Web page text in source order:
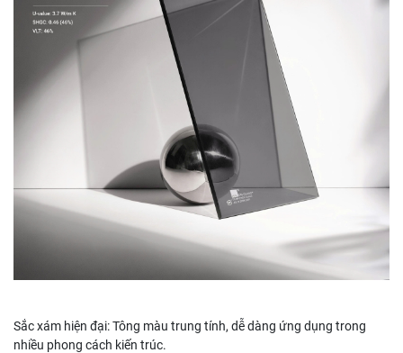
Sắc xám hiện đại: Tông màu trung tính, dễ dàng ứng dụng trong
nhiều phong cách kiến trúc.